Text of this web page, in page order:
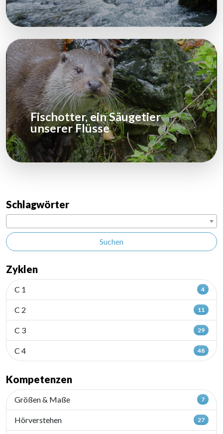
Schlagwörter
Suchen
Zyklen
C 1 4
C 2 11
C 3 29
C 4 48
Kompetenzen
Größen & Maße 7
Hörverstehen 27
Fischotter, ein Säugetier
unserer Flüsse